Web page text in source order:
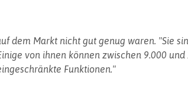
dem Markt nicht gut genug waren. "Sie
von ihnen können zwischen 9.000 und
Funktionen."